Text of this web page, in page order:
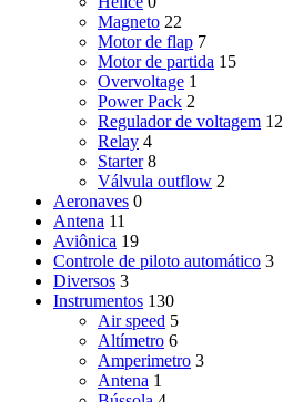
Magneto 22
Motor de flap 7
Motor de partida 15
Overvoltage 1
Power Pack 2
Regulador de voltagem 12
Relay 4
Starter 8
Válvula outflow 2
Aeronaves 0
Antena 11
Aviônica 19
Controle de piloto automático 3
Diversos 3
Instrumentos 130
Air speed 5
Altímetro 6
Amperimetro 3
Antena 1